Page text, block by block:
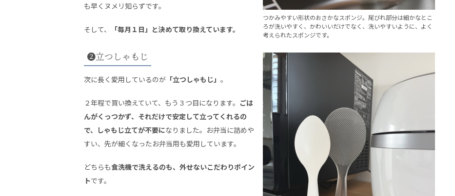
も早くヌメリ知らずです。
そして、 「毎月１日」と決めて取り換えています。
つかみやすい形状のおさかなスポンジ。尾びれ部分は細かなとこ
ろが洗いやすく、かわいいだけでなく、洗いやすいように、よく
考えられたスポンジです。
❷立つしゃもじ
次に長く愛用しているのが 「立つしゃもじ」 。
２年程で買い換えていて、もう３つ目になります。 ごは
んがくっつかず、それだけで安定して立ってくれるの
で、しゃもじ立てが不要になりました。お弁当に詰めや
すい、先が細くなったお弁当用も愛用しています。
どちらも食洗機で洗えるのも、外せないこだわりポイン
トです。